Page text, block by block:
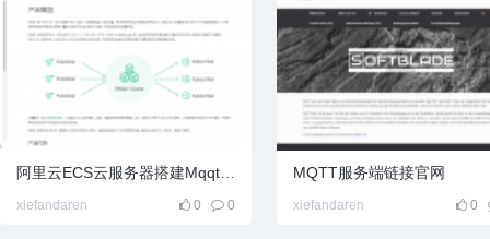
0 0
xiefandaren
MQTT服务端链接官网
0
xiefandaren